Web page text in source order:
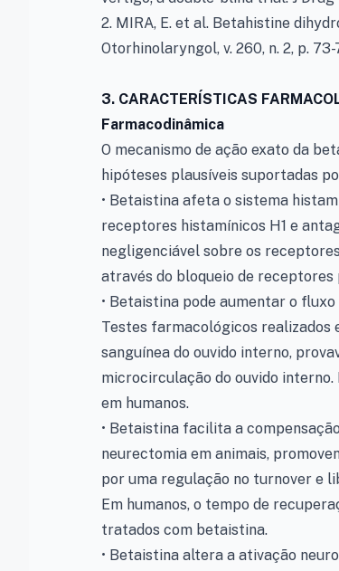
2. MIRA, E. et al. Betahistine
Otorhinolaryngol, v. 260, n. 2, p. 73-
3. CARACTERÍSTICAS
Farmacodinâmica
O mecanismo de ação exato da
hipóteses plausíveis suportadas
• Betaistina afeta o sistema
receptores histamínicos H1 e
negligenciável sobre os
através do bloqueio de
• Betaistina pode aumentar o
Testes farmacológicos realizados
sanguínea do ouvido interno,
microcirculação do ouvido
em humanos.
• Betaistina facilita a
neurectomia em animais,
por uma regulação no turnover e
Em humanos, o tempo de
tratados com betaistina.
• Betaistina altera a ativação